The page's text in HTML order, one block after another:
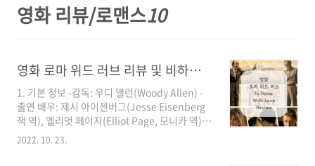
영화 리뷰/로맨스10
영화 로마 위드 러브 리뷰 및 비하인드 스토리 (To Rome With Love) / 로마에선 상상만 하던 '일탈'이 현실이 된다.
1. 기본 정보 -감독: 우디 앨런(Woody Allen) -
출연 배우: 제시 아이젠버그(Jesse Eisenberg
잭 역), 엘리엇 페이지(Elliot Page, 모니카 역),
알렉 볼드윈(Alec Baldwin, 존 역), 페넬로페 크
2022. 10. 23.